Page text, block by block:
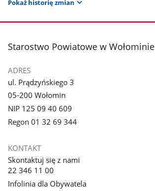
Pokaż historię zmian
stopka
Starostwo Powiatowe w Wołominie
ADRES
ul. Prądzyńskiego 3
05-200 Wołomin
NIP 125 09 40 609
Regon 01 32 69 344
KONTAKT
Skontaktuj się z nami
22 346 11 00
Infolinia dla Obywatela